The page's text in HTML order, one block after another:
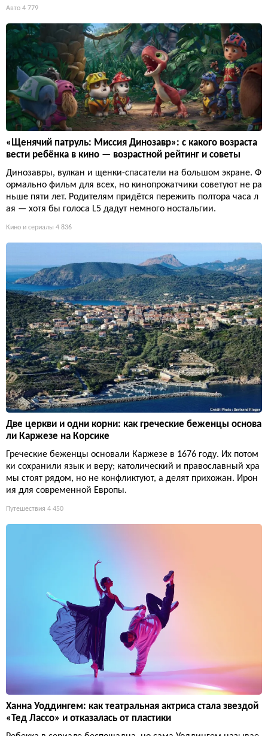
Авто 4 779
«Щенячий патруль: Миссия Динозавр»: с какого возраста
вести ребёнка в кино — возрастной рейтинг и советы
Динозавры, вулкан и щенки-спасатели на большом экране. Ф
ормально фильм для всех, но кинопрокатчики советуют не ра
ньше пяти лет. Родителям придётся пережить полтора часа л
ая — хотя бы голоса L5 дадут немного ностальгии.
Кино и сериалы 4 836
Две церкви и одни корни: как греческие беженцы основа
ли Каржезе на Корсике
Греческие беженцы основали Каржезе в 1676 году. Их потом
ки сохранили язык и веру; католический и православный хра
мы стоят рядом, но не конфликтуют, а делят прихожан. Ирон
ия для современной Европы.
Путешествия 4 450
Ханна Уоддингем: как театральная актриса стала звездой
«Тед Лассо» и отказалась от пластики